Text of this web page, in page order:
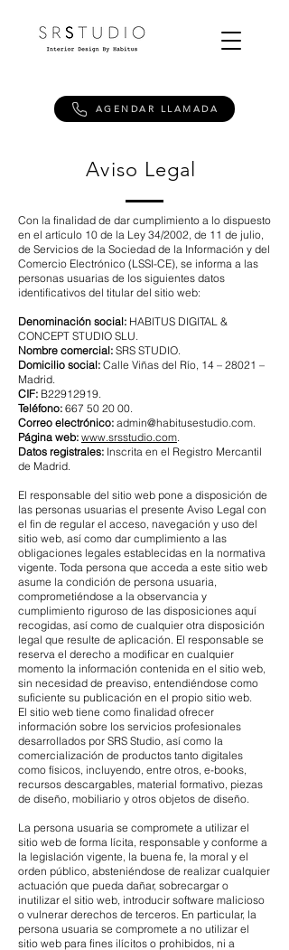
AGENDAR LLAMADA
Aviso Legal
Con la finalidad de dar cumplimiento a lo dispuesto
en el artículo 10 de la Ley 34/2002, de 11 de julio,
de Servicios de la Sociedad de la Información y del
Comercio Electrónico (LSSI-CE), se informa a las
personas usuarias de los siguientes datos
identificativos del titular del sitio web:
Denominación social: HABITUS DIGITAL &
CONCEPT STUDIO SLU.
Nombre comercial: SRS STUDIO.
Domicilio social: Calle Viñas del Río, 14 – 28021 –
Madrid.
CIF: B22912919.
Teléfono: 667 50 20 00.
Correo electrónico: admin@habitusestudio.com.
Página web: www.srsstudio.com.
Datos registrales: Inscrita en el Registro Mercantil
de Madrid.
El responsable del sitio web pone a disposición de
las personas usuarias el presente Aviso Legal con
el fin de regular el acceso, navegación y uso del
sitio web, así como dar cumplimiento a las
obligaciones legales establecidas en la normativa
vigente. Toda persona que acceda a este sitio web
asume la condición de persona usuaria,
comprometiéndose a la observancia y
cumplimiento riguroso de las disposiciones aquí
recogidas, así como de cualquier otra disposición
legal que resulte de aplicación. El responsable se
reserva el derecho a modificar en cualquier
momento la información contenida en el sitio web,
sin necesidad de preaviso, entendiéndose como
suficiente su publicación en el propio sitio web.
El sitio web tiene como finalidad ofrecer
información sobre los servicios profesionales
desarrollados por SRS Studio, así como la
comercialización de productos tanto digitales
como físicos, incluyendo, entre otros, e-books,
recursos descargables, material formativo, piezas
de diseño, mobiliario y otros objetos de diseño.
La persona usuaria se compromete a utilizar el
sitio web de forma lícita, responsable y conforme a
la legislación vigente, la buena fe, la moral y el
orden público, absteniéndose de realizar cualquier
actuación que pueda dañar, sobrecargar o
inutilizar el sitio web, introducir software malicioso
o vulnerar derechos de terceros. En particular, la
persona usuaria se compromete a no utilizar el
sitio web para fines ilícitos o prohibidos, ni a